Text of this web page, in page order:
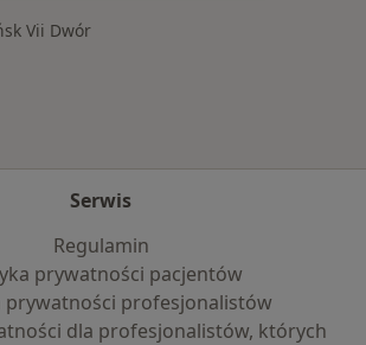
Vii Dwór
Serwis
Regulamin
prywatności pacjentów
prywatności profesjonalistów
dla profesjonalistów, których